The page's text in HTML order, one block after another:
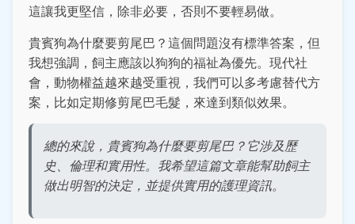
這讓我更堅信，除非必要，否則不要輕易做。
貴賓狗為什麼要剪尾巴？這個問題沒有標準答案，但
我想強調，飼主應該以狗狗的福祉為優先。現代社
會，動物權益越來越受重視，我們可以多考慮替代方
案，比如定期修剪尾巴毛髮，來達到類似效果。
總的來說，貴賓狗為什麼要剪尾巴？它涉及歷
史、倫理和實用性。我希望這篇文章能幫助飼主
做出明智的決定，並提供實用的護理資訊。